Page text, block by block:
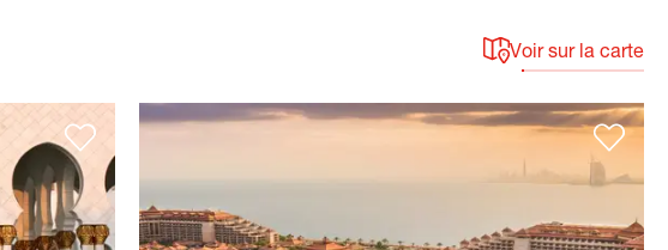
Voir sur la carte